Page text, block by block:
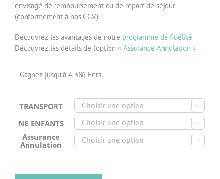
envisagé de remboursement ou de report de séjour
(conformément à nos CGV).
Découvrez les avantages de notre programme de fidélité
Découvrez les détails de l’option « Assurance Annulation »
Gagnez jusqu'à 4 386 Fers.
TRANSPORT 
NB ENFANTS 
Assurance
Annulation
